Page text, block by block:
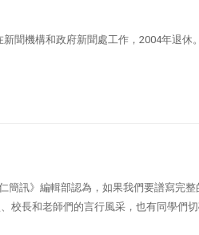
聞機構和政府新聞處工作，2004年退休
簡訊》編輯部認為，如果我們要譜寫完
校長和老師們的言行風采，也有同學們